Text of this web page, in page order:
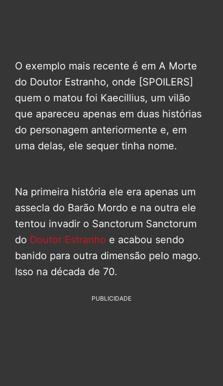
O exemplo mais recente é em A Morte
do Doutor Estranho, onde [SPOILERS]
quem o matou foi Kaecillius, um vilão
que apareceu apenas em duas histórias
do personagem anteriormente e, em
uma delas, ele sequer tinha nome.
Na primeira história ele era apenas um
assecla do Barão Mordo e na outra ele
tentou invadir o Sanctorum Sanctorum
do Doutor Estranho e acabou sendo
banido para outra dimensão pelo mago.
Isso na década de 70.
PUBLICIDADE